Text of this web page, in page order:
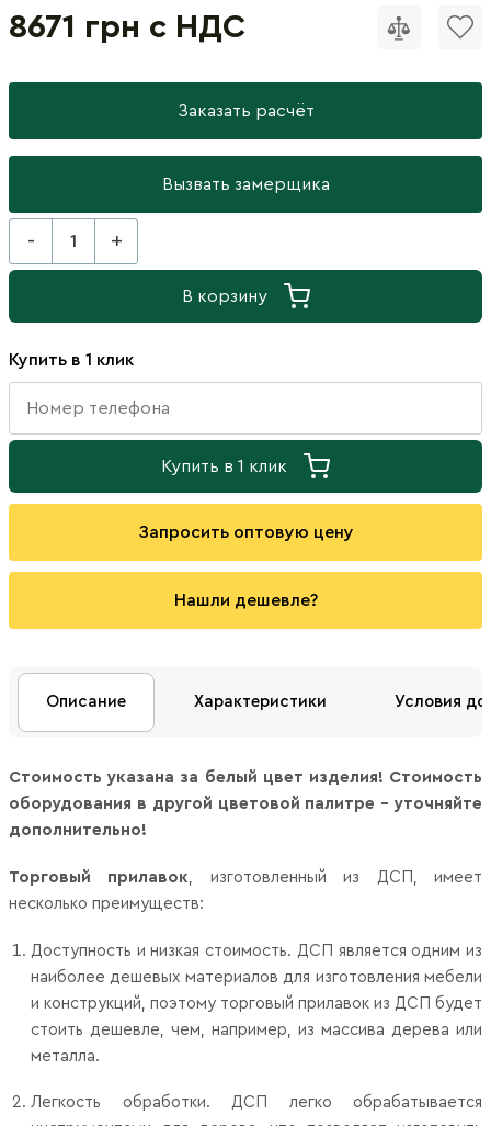
8671 грн с НДС
Заказать расчёт
Вызвать замерщика
- +
В корзину
Купить в 1 клик
Купить в 1 клик
Запросить оптовую цену
Нашли дешевле?
Описание Характеристики Условия
Стоимость указана за белый цвет изделия! Стоимость
оборудования в другой цветовой палитре - уточняйте
дополнительно!
Торговый прилавок , изготовленный из ДСП, имеет
несколько преимуществ:
Доступность и низкая стоимость. ДСП является одним из
наиболее дешевых материалов для изготовления мебели
и конструкций, поэтому торговый прилавок из ДСП будет
стоить дешевле, чем, например, из массива дерева или
металла.
Легкость обработки. ДСП легко обрабатывается